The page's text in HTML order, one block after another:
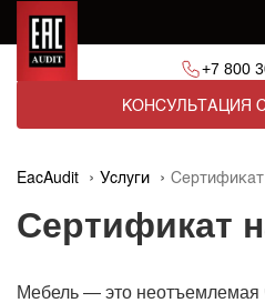
+7 800
КОНСУЛЬТАЦИЯ
EacAudit Услуги
Сертификат
Мебель — это неотъемлемая